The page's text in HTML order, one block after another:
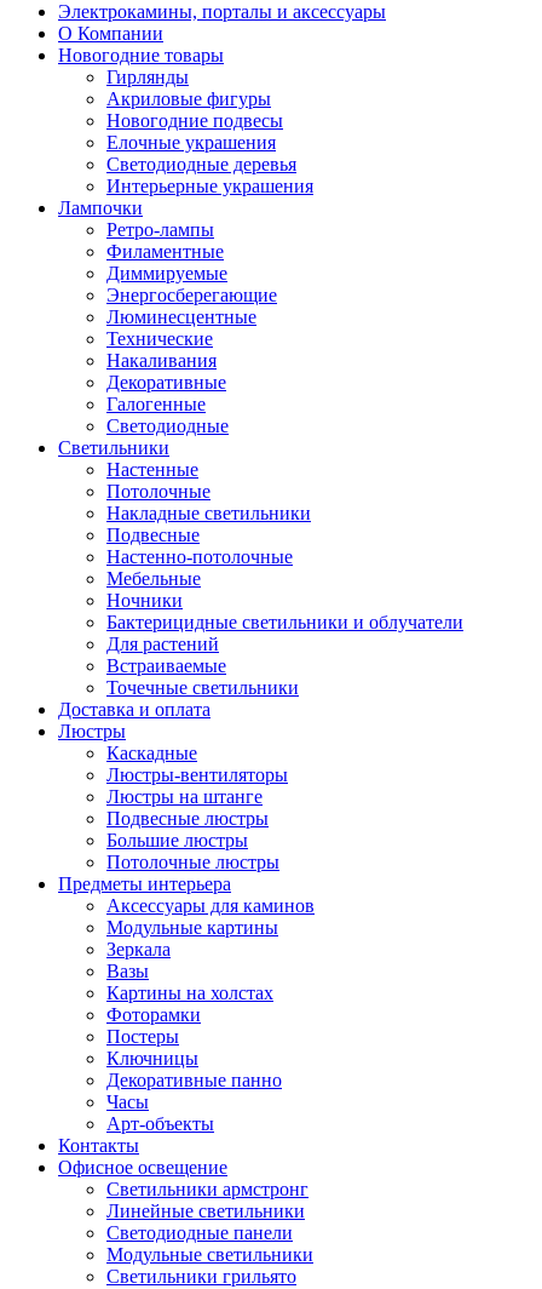
Электрокамины, порталы и аксессуары
О Компании
Новогодние товары
Гирлянды
Акриловые фигуры
Новогодние подвесы
Елочные украшения
Светодиодные деревья
Интерьерные украшения
Лампочки
Ретро-лампы
Филаментные
Диммируемые
Энергосберегающие
Люминесцентные
Технические
Накаливания
Декоративные
Галогенные
Светодиодные
Светильники
Настенные
Потолочные
Накладные светильники
Подвесные
Настенно-потолочные
Мебельные
Ночники
Бактерицидные светильники и облучатели
Для растений
Встраиваемые
Точечные светильники
Доставка и оплата
Люстры
Каскадные
Люстры-вентиляторы
Люстры на штанге
Подвесные люстры
Большие люстры
Потолочные люстры
Предметы интерьера
Аксессуары для каминов
Модульные картины
Зеркала
Вазы
Картины на холстах
Фоторамки
Постеры
Ключницы
Декоративные панно
Часы
Арт-объекты
Контакты
Офисное освещение
Светильники армстронг
Линейные светильники
Светодиодные панели
Модульные светильники
Светильники грильято